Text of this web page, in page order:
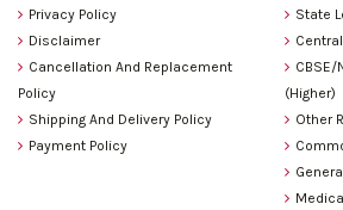
Privacy Policy
Disclaimer
Cancellation And Replacement
Policy
Shipping And Delivery Policy
Payment Policy
State
CBSE/
(Higher)
Other